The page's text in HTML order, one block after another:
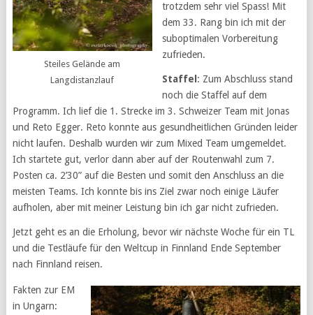
Steiles Gelände am
Langdistanzlauf
trotzdem sehr viel Spass! Mit
dem 33. Rang bin ich mit der
suboptimalen Vorbereitung
zufrieden.
Staffel : Zum Abschluss stand
noch die Staffel auf dem
Programm. Ich lief die 1. Strecke im 3. Schweizer Team mit Jonas
und Reto Egger. Reto konnte aus gesundheitlichen Gründen leider
nicht laufen. Deshalb wurden wir zum Mixed Team umgemeldet.
Ich startete gut, verlor dann aber auf der Routenwahl zum 7.
Posten ca. 2’30” auf die Besten und somit den Anschluss an die
meisten Teams. Ich konnte bis ins Ziel zwar noch einige Läufer
aufholen, aber mit meiner Leistung bin ich gar nicht zufrieden.
Jetzt geht es an die Erholung, bevor wir nächste Woche für ein TL
und die Testläufe für den Weltcup in Finnland Ende September
nach Finnland reisen.
Fakten zur EM
in Ungarn: